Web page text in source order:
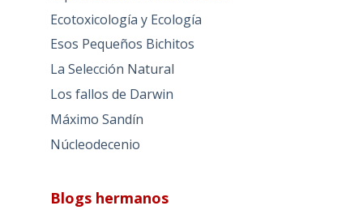
Ecotoxicología y Ecología
Esos Pequeños Bichitos
La Selección Natural
Los fallos de Darwin
Máximo Sandín
Núcleodecenio
Blogs hermanos